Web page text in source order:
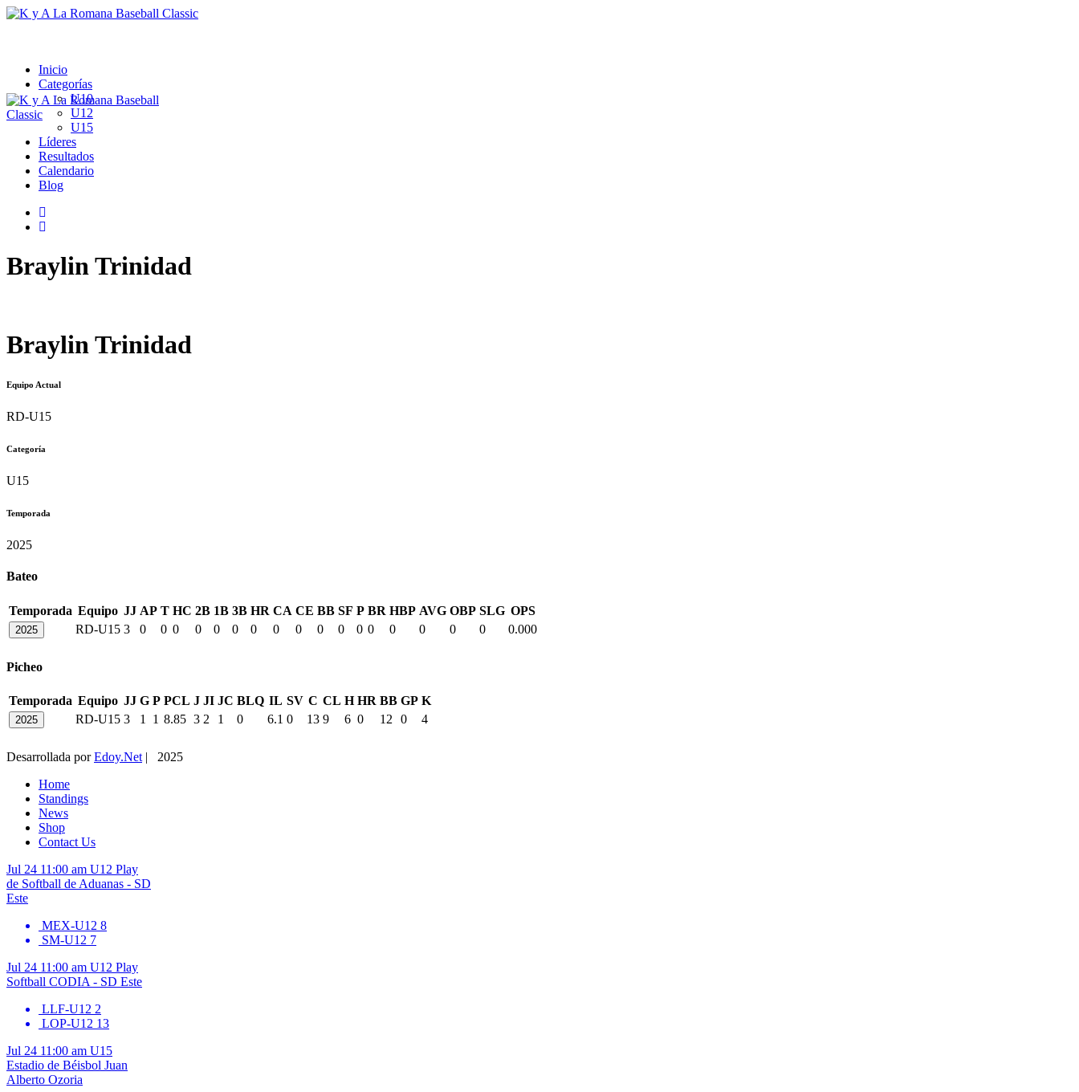
Inicio
Categorías
U10
U12
U15
Líderes
Resultados
Calendario
Blog
Braylin Trinidad
Braylin Trinidad
Equipo Actual
RD-U15
Categoría
U15
Temporada
2025
Bateo
Temporada Equipo JJ AP T HC 2B 1B 3B HR CA CE BB SF P BR HBP AVG OBP SLG OPS
2025 RD-U15 3 0 0 0 0 0 0 0 0 0 0 0 0 0 0 0 0 0 0.000
Picheo
Temporada Equipo JJ G P PCL J JI JC BLQ IL SV C CL H HR BB GP K
2025 RD-U15 3 1 1 8.85 3 2 1 0 6.1 0 13 9 6 0 12 0 4
Desarrollada porEdoy.Net | 2025
Home
Standings
News
Shop
Contact Us
Jul 24 11:00 am U12 Play
de Softball de Aduanas - SD
Este
MEX-U12 8
SM-U12 7
Jul 24 11:00 am U12 Play
Softball CODIA - SD Este
LLF-U12 2
LOP-U12 13
Jul 24 11:00 am U15
Estadio de Béisbol Juan
Alberto Ozoria